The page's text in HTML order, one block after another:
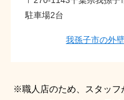
駐車場2台
我孫子市の外
※職人店のため、スタッフ